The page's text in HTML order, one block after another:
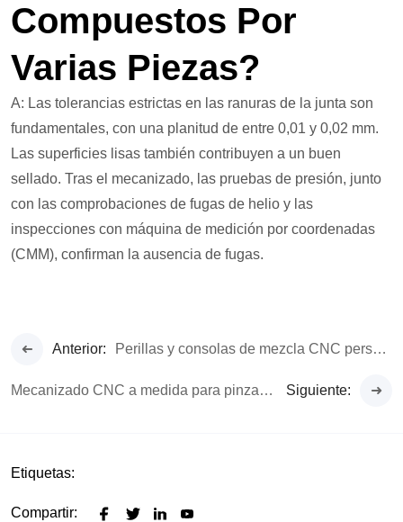
Compuestos Por
Varias Piezas?
A: Las tolerancias estrictas en las ranuras de la junta son
fundamentales, con una planitud de entre 0,01 y 0,02 mm.
Las superficies lisas también contribuyen a un buen
sellado. Tras el mecanizado, las pruebas de presión, junto
con las comprobaciones de fugas de helio y las
inspecciones con máquina de medición por coordenadas
(CMM), confirman la ausencia de fugas.
Anterior: Perillas y consolas de mezcla CNC personalizadas para equipos audiovisuales.
Mecanizado CNC a medida para pinzas robóticas y efectores finales. Siguiente:
Etiquetas:
Compartir: